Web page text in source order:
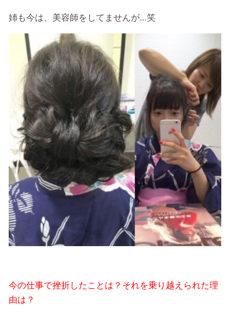
姉も今は、美容師をしてませんが…笑
今の仕事で挫折したことは？それを乗り越えられた理
由は？